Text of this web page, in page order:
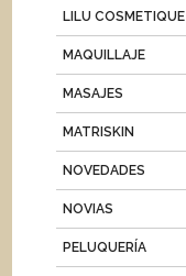
LILU COSMETIQUE
MAQUILLAJE
MASAJES
MATRISKIN
NOVEDADES
NOVIAS
PELUQUERÍA